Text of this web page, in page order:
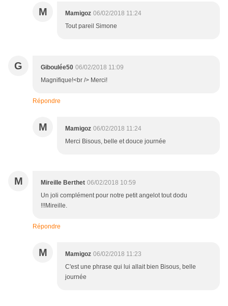
M Mamigoz 06/02/2018 11:24
Tout pareil Simone
G Giboulée50 06/02/2018 11:09
Magnifique!<br /> Merci!
Répondre
M Mamigoz 06/02/2018 11:24
Merci Bisous, belle et douce journée
M Mireille Berthet 06/02/2018 10:59
Un joli complément pour notre petit angelot tout dodu
!!!Mireille.
Répondre
M Mamigoz 06/02/2018 11:23
C'est une phrase qui lui allait bien Bisous, belle
journée